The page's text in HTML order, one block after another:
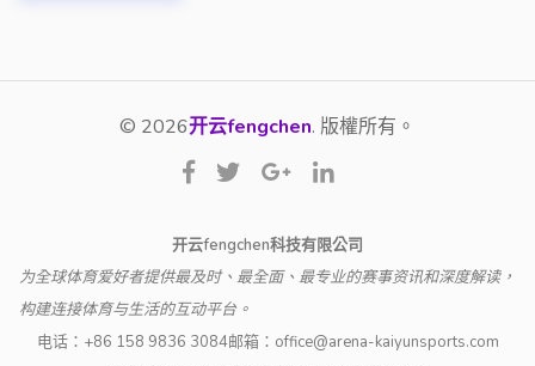
© 2026开云fengchen. 版權所有。
开云fengchen科技有限公司
为全球体育爱好者提供最及时、最全面、最专业的赛事资讯和深度解读，
构建连接体育与生活的互动平台。
电话： +86 158 9836 3084邮箱： office@arena-kaiyunsports.com